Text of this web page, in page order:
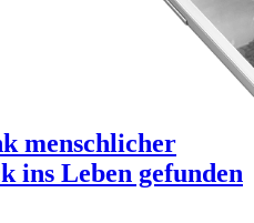
menschlicher
ins Leben gefunden